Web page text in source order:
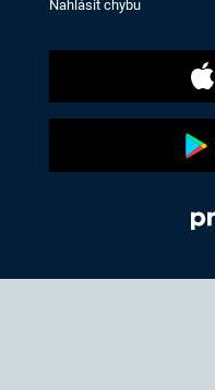
Nahlásit chybu